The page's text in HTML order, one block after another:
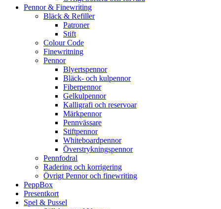
Pennor & Finewriting
Bläck & Refiller
Patroner
Stift
Colour Code
Finewritning
Pennor
Blyertspennor
Bläck- och kulpennor
Fiberpennor
Gelkulpennor
Kalligrafi och reservoar
Märkpennor
Pennvässare
Stiftpennor
Whiteboardpennor
Överstrykningspennor
Pennfodral
Radering och korrigering
Övrigt Pennor och finewriting
PeppBox
Presentkort
Spel & Pussel